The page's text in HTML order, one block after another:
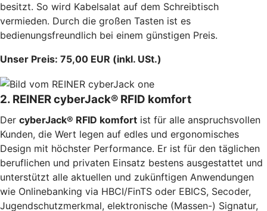
besitzt. So wird Kabelsalat auf dem Schreibtisch
vermieden. Durch die großen Tasten ist es
bedienungsfreundlich bei einem günstigen Preis.
Unser Preis: 75,00 EUR (inkl. USt.)
2. REINER cyberJack® RFID komfort
Der cyberJack® RFID komfort ist für alle anspruchsvollen
Kunden, die Wert legen auf edles und ergonomisches
Design mit höchster Performance. Er ist für den täglichen
beruflichen und privaten Einsatz bestens ausgestattet und
unterstützt alle aktuellen und zukünftigen Anwendungen
wie Onlinebanking via HBCI/FinTS oder EBICS, Secoder,
Jugendschutzmerkmal, elektronische (Massen-) Signatur,